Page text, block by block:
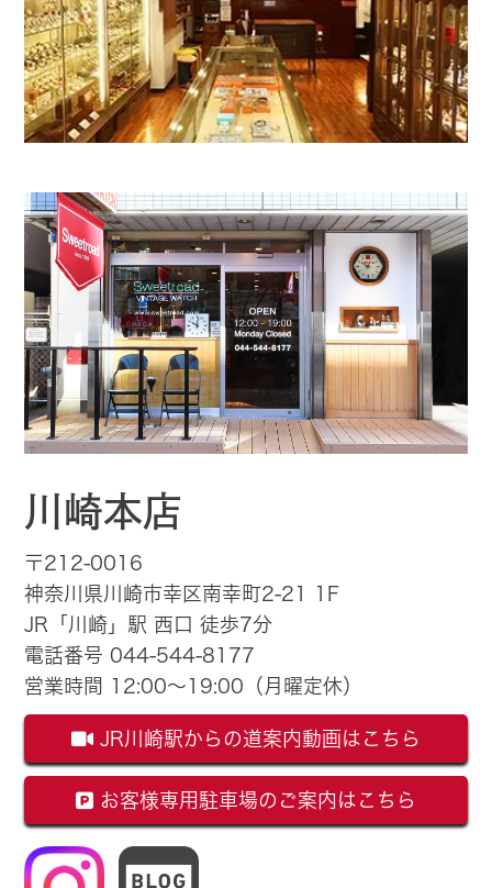
川崎本店
〒212-0016
神奈川県川崎市幸区南幸町2-21 1F
JR「川崎」駅 西口 徒歩7分
電話番号 044-544-8177
営業時間 12:00～19:00（月曜定休）
JR川崎駅からの道案内動画はこちら
お客様専用駐車場のご案内はこちら